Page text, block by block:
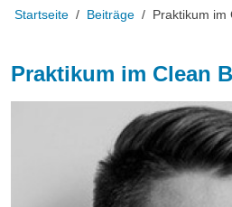
Startseite Beiträge Praktikum im
Praktikum im Clean